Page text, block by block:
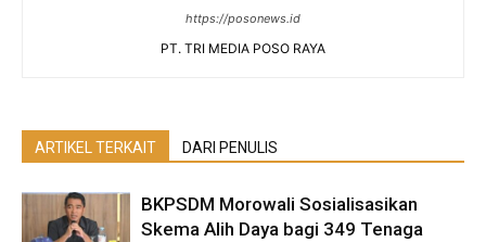
https://posonews.id
PT. TRI MEDIA POSO RAYA
ARTIKEL TERKAIT DARI PENULIS
BKPSDM Morowali Sosialisasikan
Skema Alih Daya bagi 349 Tenaga